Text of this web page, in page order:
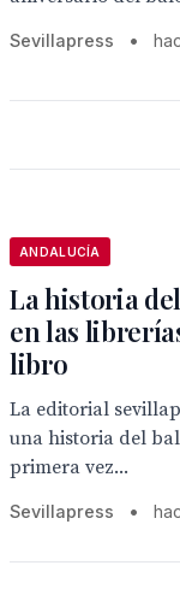
Sevillapress •
ANDALUCÍA
La historia
en las
libro
La editorial
una historia del
primera vez...
Sevillapress •